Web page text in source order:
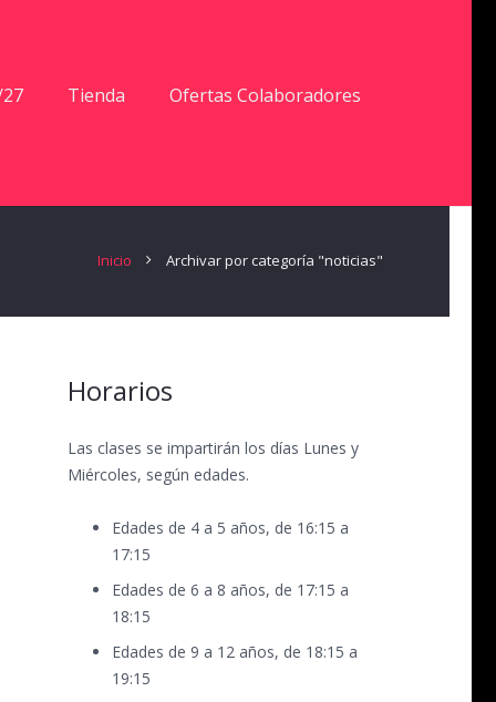
Tienda Ofertas Colaboradores
Inicio Archivar por categoría "noticias"
Horarios
Las clases se impartirán los días Lunes y
Miércoles, según edades.
Edades de 4 a 5 años, de 16:15 a
17:15
Edades de 6 a 8 años, de 17:15 a
18:15
Edades de 9 a 12 años, de 18:15 a
19:15